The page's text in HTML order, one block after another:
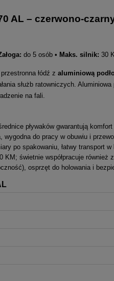
AL – czerwono-
do 5 osób • Maks. silnik: 30
łódź z aluminiową
służb ratowniczych.
na fali.
pływaków gwarantują komfort
do pracy w obuwiu i
po spakowaniu, łatwy transport w
KM; świetnie współpracuje również z
osprzęt do holowania i